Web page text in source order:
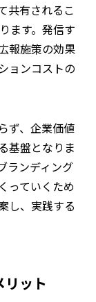
共有されるこ
ます。発信す
報施策の効果
ョンコストの
ず、企業価値
基盤となりま
ランディング
っていくため
し、実践する
ット